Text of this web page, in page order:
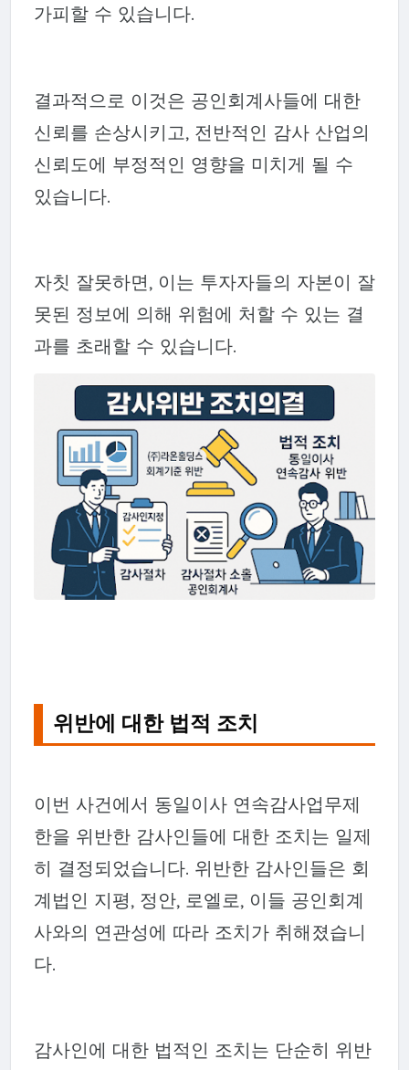
가피할 수 있습니다.
결과적으로 이것은 공인회계사들에 대한
신뢰를 손상시키고, 전반적인 감사 산업의
신뢰도에 부정적인 영향을 미치게 될 수
있습니다.
자칫 잘못하면, 이는 투자자들의 자본이 잘
못된 정보에 의해 위험에 처할 수 있는 결
과를 초래할 수 있습니다.
위반에 대한 법적 조치
이번 사건에서 동일이사 연속감사업무제
한을 위반한 감사인들에 대한 조치는 일제
히 결정되었습니다. 위반한 감사인들은 회
계법인 지평, 정안, 로엘로, 이들 공인회계
사와의 연관성에 따라 조치가 취해졌습니
다.
감사인에 대한 법적인 조치는 단순히 위반